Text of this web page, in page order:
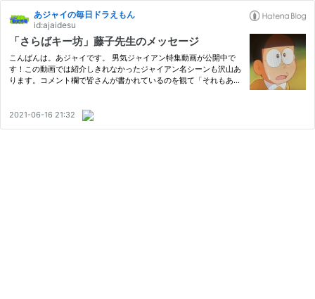
あジャイの毎日ドラえもん
id:ajaidesu
「さらばキー坊」藤子先生のメッセージ
こんばんは。あジャイです。 男気ジャイアン特集動画が公開中で
す！この動画では紹介しきれなかったジャイアン名シーンも沢山あ
ります。コメント欄で皆さんが書かれているのを観て「それもあっ
2021-06-16 21:32